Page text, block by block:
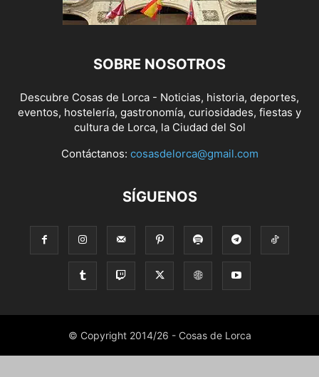
SOBRE NOSOTROS
Descubre Cosas de Lorca - Noticias, historia, deportes,
eventos, hostelería, gastronomía, curiosidades, fiestas y
cultura de Lorca, la Ciudad del Sol
Contáctanos: cosasdelorca@gmail.com
SÍGUENOS
© Copyright 2014/26 - Cosas de Lorca